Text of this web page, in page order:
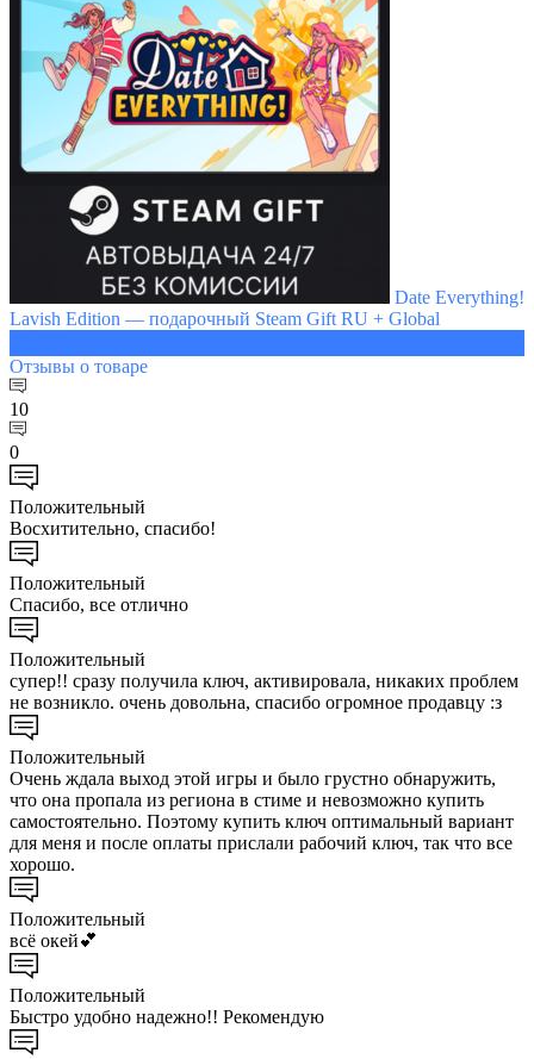
Date Everything!
Lavish Edition — подарочный Steam Gift RU + Global
Отзывы о товаре
10
0
Положительный
Восхитительно, спасибо!
Положительный
Спасибо, все отлично
Положительный
супер!! сразу получила ключ, активировала, никаких проблем
не возникло. очень довольна, спасибо огромное продавцу :з
Положительный
Очень ждала выход этой игры и было грустно обнаружить,
что она пропала из региона в стиме и невозможно купить
самостоятельно. Поэтому купить ключ оптимальный вариант
для меня и после оплаты прислали рабочий ключ, так что все
хорошо.
Положительный
всё окей💕
Положительный
Быстро удобно надежно!! Рекомендую